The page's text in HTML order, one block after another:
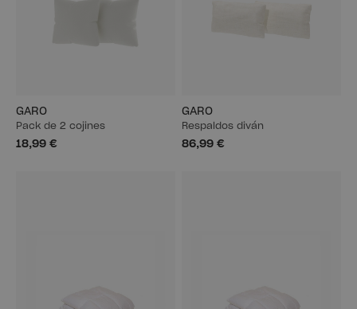
GARO
Pack de 2 cojines
18,99 €
GARO
Respaldos diván
86,99 €